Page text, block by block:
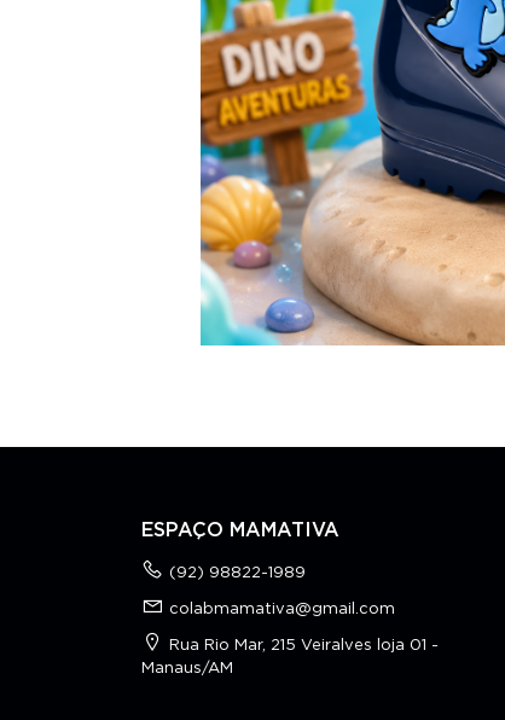
ESPAÇO MAMATIVA
(92) 98822-1989
colabmamativa@gmail.com
Rua Rio Mar, 215 Veiralves loja 01 -
Manaus/AM